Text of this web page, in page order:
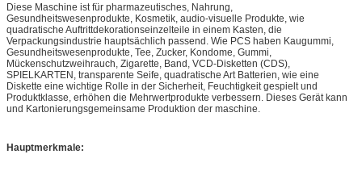
Diese Maschine ist für pharmazeutisches, Nahrung,
Gesundheitswesenprodukte, Kosmetik, audio-visuelle Produkte, wie
quadratische Auftrittdekorationseinzelteile in einem Kasten, die
Verpackungsindustrie hauptsächlich passend. Wie PCS haben Kaugummi,
Gesundheitswesenprodukte, Tee, Zucker, Kondome, Gummi,
Mückenschutzweihrauch, Zigarette, Band, VCD-Disketten (CDS),
SPIELKARTEN, transparente Seife, quadratische Art Batterien, wie eine
Diskette eine wichtige Rolle in der Sicherheit, Feuchtigkeit gespielt und
Produktklasse, erhöhen die Mehrwertprodukte verbessern. Dieses Gerät kann
und Kartonierungsgemeinsame Produktion der maschine.
Hauptmerkmale: